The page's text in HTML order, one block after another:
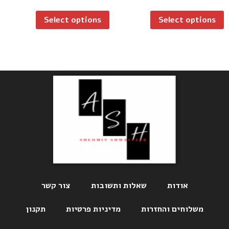
of
Select options
of
Select options
אודות שאלות ותשובות צור קשר
משלוחים והחזרות מדיניות פרטיות תקנון